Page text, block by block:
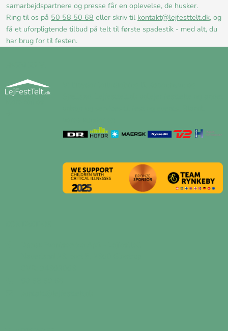
samarbejdspartnere og presse får en oplevelse, de husker.
Ring til os på 50 58 50 68 eller skriv til kontakt@lejfesttelt.dk, og
få et uforpligtende tilbud på telt til første spadestik - med alt, du
har brug for til festen.